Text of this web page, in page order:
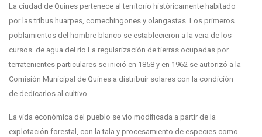
La ciudad de Quines pertenece al territorio históricamente habitado
por las tribus huarpes, comechingones y olangastas. Los primeros
poblamientos del hombre blanco se establecieron a la vera de los
cursos de agua del río.La regularización de tierras ocupadas por
terratenientes particulares se inició en 1858 y en 1962 se autorizó a la
Comisión Municipal de Quines a distribuir solares con la condición
de dedicarlos al cultivo.
La vida económica del pueblo se vio modificada a partir de la
explotación forestal, con la tala y procesamiento de especies como